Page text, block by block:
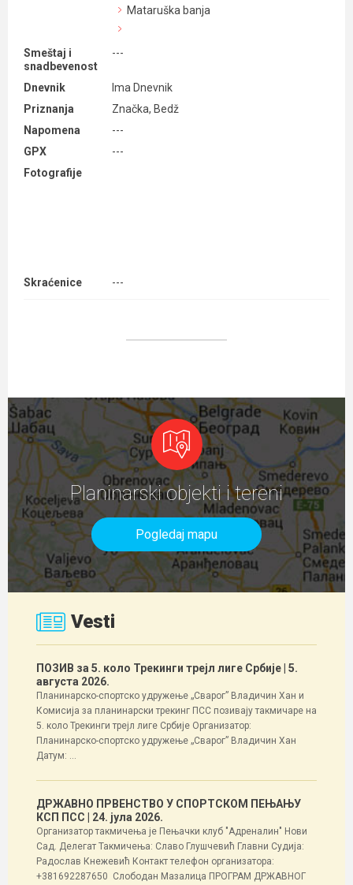
Mataruška banja
Smeštaj i
snadbevenost
---
Dnevnik
Ima Dnevnik
Priznanja
Značka, Bedž
Napomena
---
GPX
---
Fotografije
Skraćenice ---
Planinarski objekti i tereni
Pogledaj mapu
Vesti
ПОЗИВ за 5. коло Трекинги трејл лиге Србије | 5.
августа 2026.
Планинарско-спортско удружење „Сварог” Владичин Хан и
Комисија за планинарски трекинг ПСС позивају такмичаре на
5. коло Трекинги трејл лиге Србије Организатор:
Планинарско-спортско удружење „Сварог” Владичин Хан
Датум: ...
ДРЖАВНО ПРВЕНСТВО У СПОРТСКОМ ПЕЊАЊУ
КСП ПСС
| 24. јула 2026.
Организатор такмичења је Пењачки клуб "Адреналин" Нови
Сад. Делегат Такмичења: Славо Глушчевић Главни Судија:
Радослав Кнежевић Контакт телефон организатора:
+381692287650 Слободан Мазалица ПРОГРАМ ДРЖАВНОГ